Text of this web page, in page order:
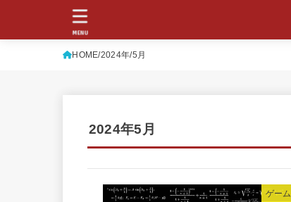
MENU
HOME 2024年 5月
2024年5月
ゲーム